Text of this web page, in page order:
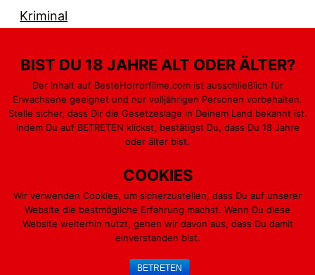
Kriminal
PARANORMAL GEWALT & BLUT MONSTER
PSYCHO KILLER
Stolz präsentiert vonWordPress.
BIST DU 18 JAHRE ALT ODER ÄLTER?
Der Inhalt auf BesteHorrorfilme.com ist ausschließlich für
Erwachsene geeignet und nur volljährigen Personen vorbehalten.
Stelle sicher, dass Dir die Gesetzeslage in Deinem Land bekannt ist.
Indem Du auf BETRETEN klickst, bestätigst Du, dass Du 18 Jahre
oder älter bist.
COOKIES
Wir verwenden Cookies, um sicherzustellen, dass Du auf unserer
Website die bestmögliche Erfahrung machst. Wenn Du diese
Website weiterhin nutzt, gehen wir davon aus, dass Du damit
einverstanden bist.
BETRETEN